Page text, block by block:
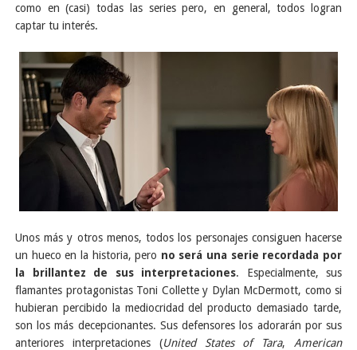
como en (casi) todas las series pero, en general, todos logran
captar tu interés.
Unos más y otros menos, todos los personajes consiguen hacerse
un hueco en la historia, pero no será una serie recordada por
la brillantez de sus interpretaciones. Especialmente, sus
flamantes protagonistas Toni Collette y Dylan McDermott, como si
hubieran percibido la mediocridad del producto demasiado tarde,
son los más decepcionantes. Sus defensores los adorarán por sus
anteriores interpretaciones (United States of Tara,American